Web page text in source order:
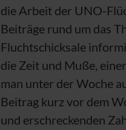
die Arbeit der UNO-
Beiträge rund um das
Fluchtschicksale
die Zeit und Muße,
man unter der Woche
Beitrag kurz vor dem
und erschreckenden